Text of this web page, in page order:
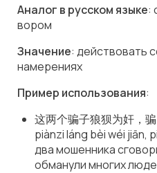
Аналог в русском языке:
вором
Значение: действовать
намерениях
Пример использования:
这两个骗子狼狈为奸，
piànzi láng bèi wéi jiān,
два мошенника
обманули многих